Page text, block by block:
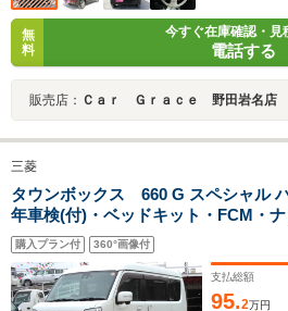
無
料
今すぐ在庫確認・見
電話する
販売店： Ｃａｒ Ｇｒａｃｅ 野田岩名店
三菱
タウンボックス 660 G スペシャル
年車検(付)・ベッドキット・FCM・ナ
CD/DVD/BT・Bカメラ・キーレスオ
ワスラ・シートヒーター・ETC・ドラ
ーター・エンスタ・業販可
購入プラン付 360°画像付
支払総額
95.2万円